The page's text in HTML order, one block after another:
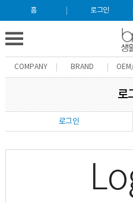
홈 로그인
COMPANY BRAND
로
로그인